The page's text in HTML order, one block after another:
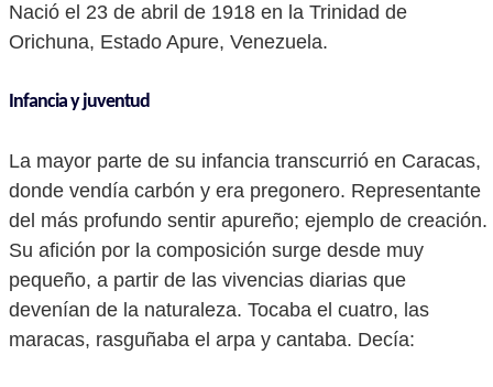
Nació el 23 de abril de 1918 en la Trinidad de
Orichuna, Estado Apure, Venezuela.
Infancia y juventud
La mayor parte de su infancia transcurrió en Caracas,
donde vendía carbón y era pregonero. Representante
del más profundo sentir apureño; ejemplo de creación.
Su afición por la composición surge desde muy
pequeño, a partir de las vivencias diarias que
devenían de la naturaleza. Tocaba el cuatro, las
maracas, rasguñaba el arpa y cantaba. Decía: